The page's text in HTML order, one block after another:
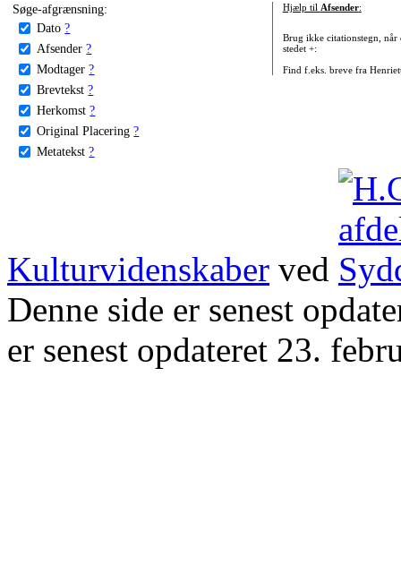
Søge-afgrænsning:
Dato ?
Afsender ?
Modtager ?
Brevtekst ?
Herkomst ?
Original Placering ?
Metatekst ?
Hjælp til Afsender:
Brug ikke citationstegn, når
stedet +:
Find f.eks. breve fra
Kulturvidenskaber ved
Denne side er senest
er senest opdateret 23.